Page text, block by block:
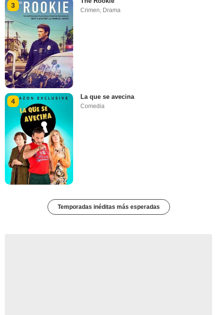
3
Crimen, Drama
4
La que se avecina
Comedia
Temporadas inéditas más esperadas